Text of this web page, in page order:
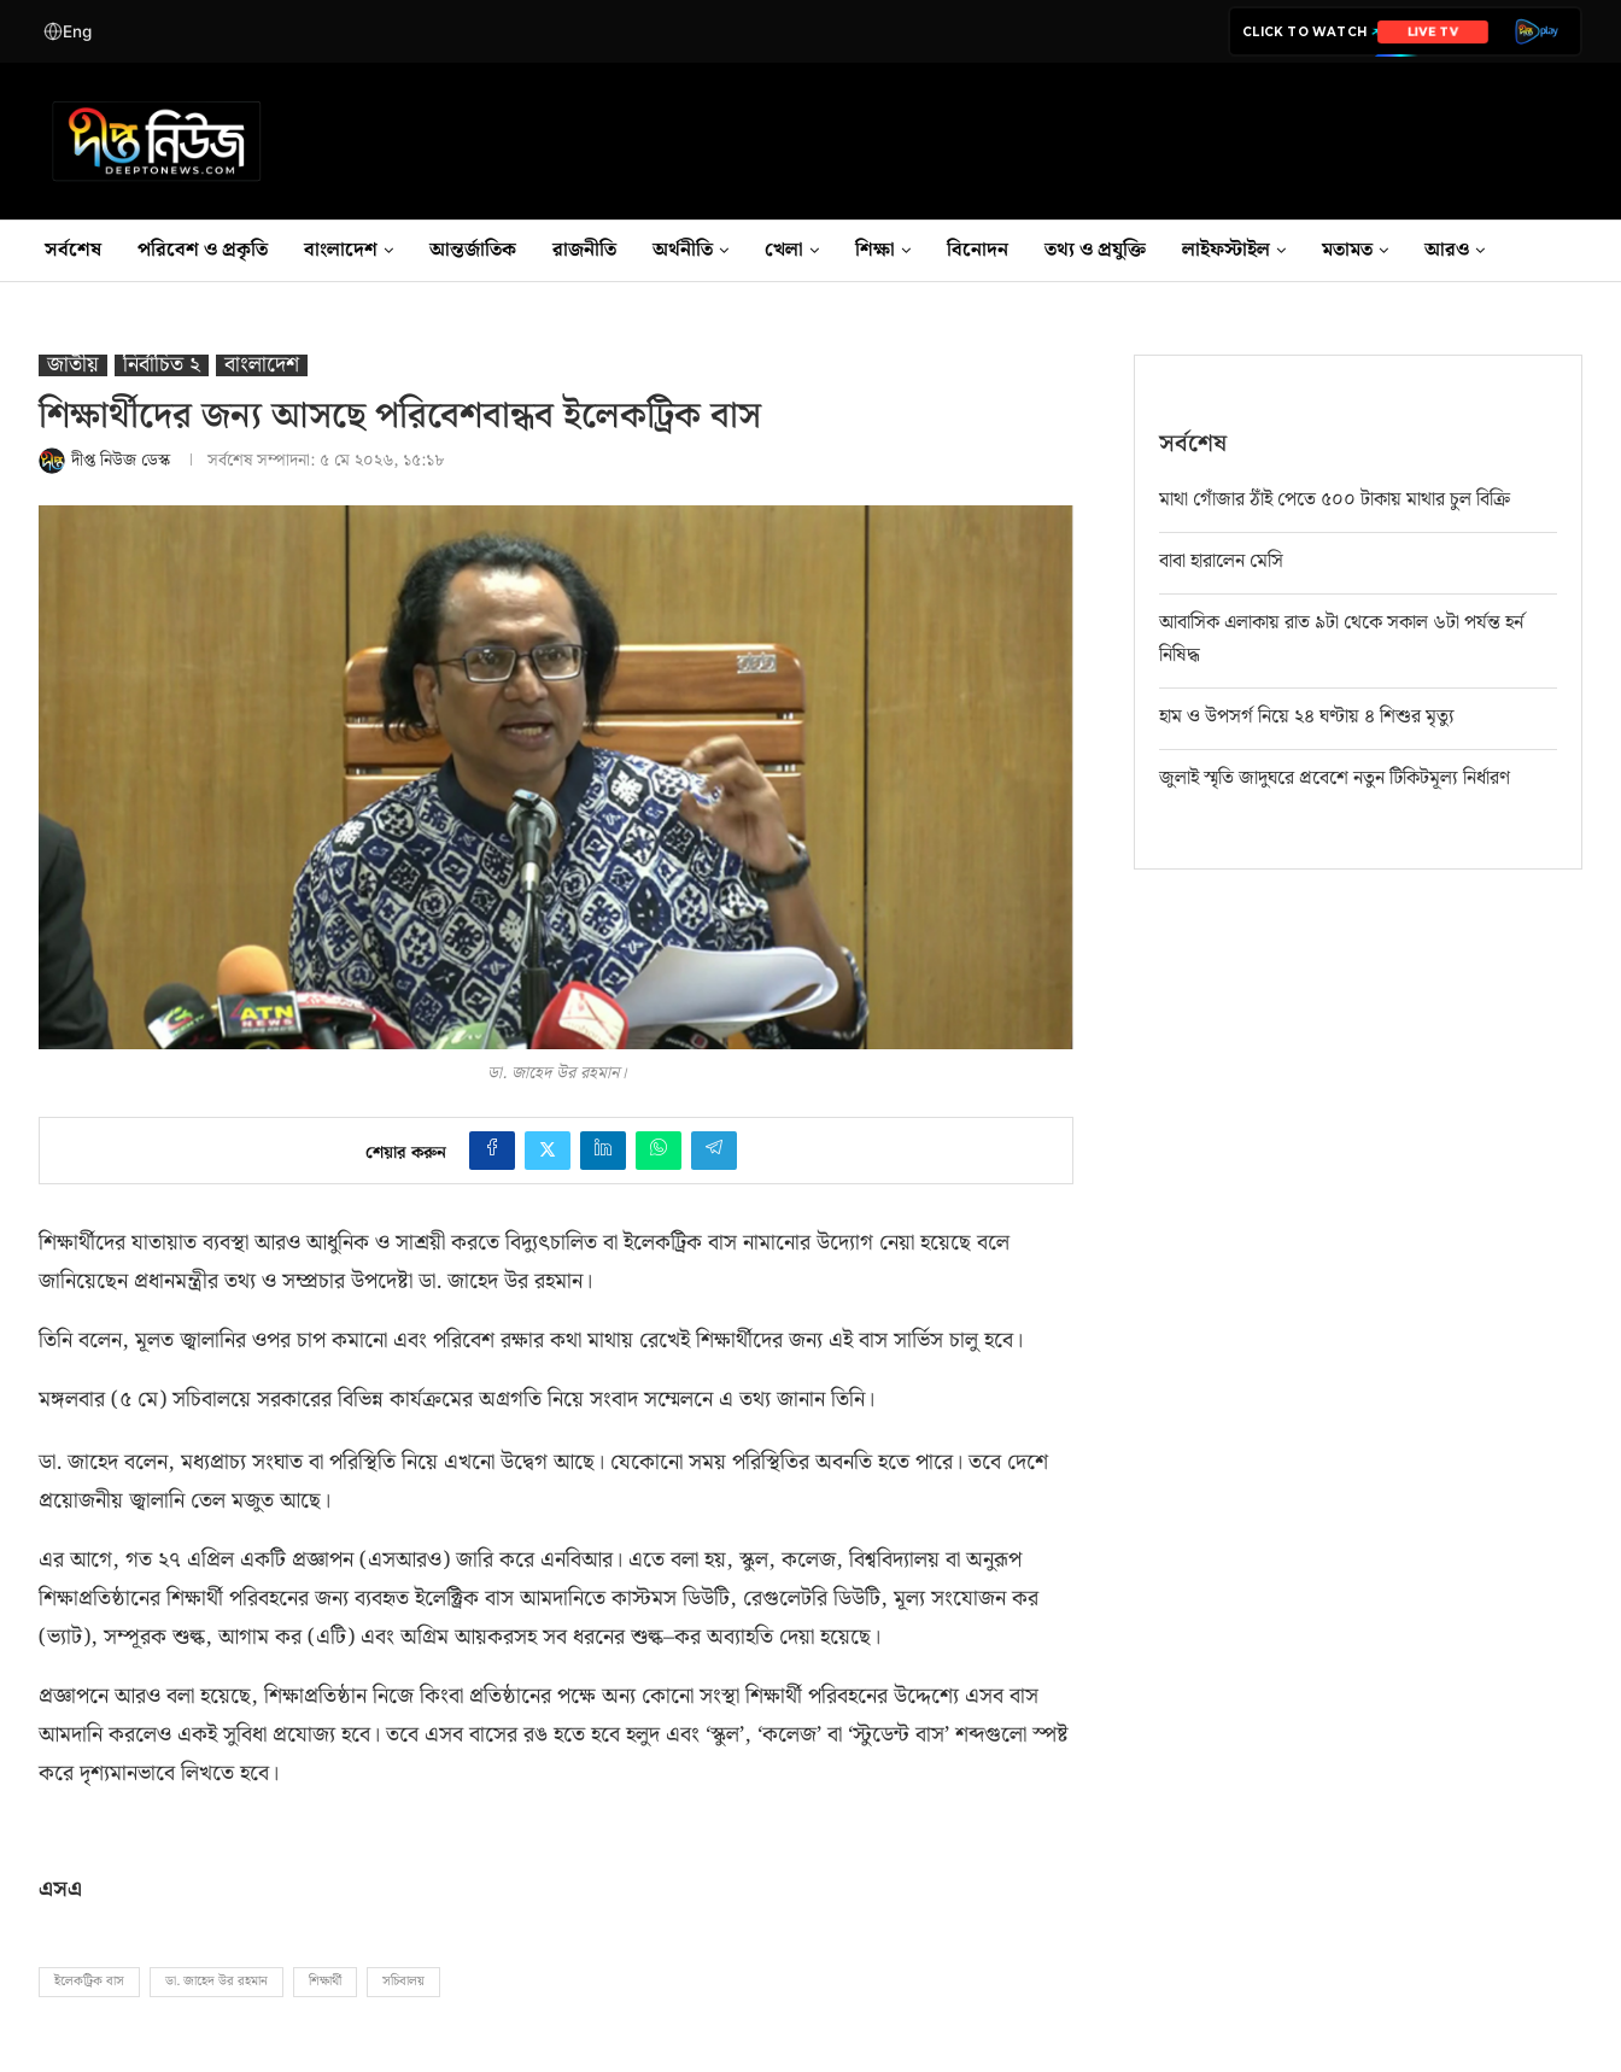
Eng CLICK TO WATCH LIVE TV
সর্বশেষ পরিবেশ ও প্রকৃতি বাংলাদেশ আন্তর্জাতিক রাজনীতি অর্থনীতি খেলা শিক্ষা বিনোদন তথ‍্য ও প্রযুক্তি লাইফস্টাইল মতামত আরও
জাতীয় নির্বাচিত ২ বাংলাদেশ
শিক্ষার্থীদের জন্য আসছে পরিবেশবান্ধব ইলেকট্রিক বাস
দীপ্ত নিউজ ডেস্ক সর্বশেষ সম্পাদনা: ৫ মে ২০২৬, ১৫:১৮
ডা. জাহেদ উর রহমান।
শেয়ার করুন
শিক্ষার্থীদের যাতায়াত ব্যবস্থা আরও আধুনিক ও সাশ্রয়ী করতে বিদ্যুৎচালিত বা ইলেকট্রিক বাস নামানোর উদ্যোগ নেয়া হয়েছে বলে
জানিয়েছেন প্রধানমন্ত্রীর তথ্য ও সম্প্রচার উপদেষ্টা ডা.জাহেদ উর রহমান।
তিনি বলেন,মূলত জ্বালানির ওপর চাপ কমানো এবং পরিবেশ রক্ষার কথা মাথায় রেখেই শিক্ষার্থীদের জন্য এই বাস সার্ভিস চালু হবে।
মঙ্গলবার(৫ মে)সচিবালয়ে সরকারের বিভিন্ন কার্যক্রমের অগ্রগতি নিয়ে সংবাদ সম্মেলনে এ তথ্য জানান তিনি।
ডা.জাহেদ বলেন,মধ্যপ্রাচ্য সংঘাত বা পরিস্থিতি নিয়ে এখনো উদ্বেগ আছে। যেকোনো সময় পরিস্থিতির অবনতি হতে পারে। তবে দেশে
প্রয়োজনীয় জ্বালানি তেল মজুত আছে।
এর আগে, গত ২৭ এপ্রিল একটি প্রজ্ঞাপন(এসআরও)জারি করে এনবিআর। এতে বলা হয়,স্কুল,কলেজ,বিশ্ববিদ্যালয় বা অনুরূপ
শিক্ষাপ্রতিষ্ঠানের শিক্ষার্থী পরিবহনের জন্য ব্যবহৃত ইলেক্ট্রিক বাস আমদানিতে কাস্টমস ডিউটি, রেগুলেটরি ডিউটি,মূল্য সংযোজন কর
(ভ্যাট),সম্পূরক শুল্ক,আগাম কর(এটি) এবং অগ্রিম আয়করসহ সব ধরনের শুল্ক–কর অব্যাহতি দেয়া হয়েছে।
প্রজ্ঞাপনে আরও বলা হয়েছে,শিক্ষাপ্রতিষ্ঠান নিজে কিংবা প্রতিষ্ঠানের পক্ষে অন্য কোনো সংস্থা শিক্ষার্থী পরিবহনের উদ্দেশ্যে এসব বাস
আমদানি করলেও একই সুবিধা প্রযোজ্য হবে। তবে এসব বাসের রঙ হতে হবে হলুদ এবং ‘স্কুল’, ‘কলেজ’ বা ‘স্টুডেন্ট বাস’ শব্দগুলো স্পষ্ট
করে দৃশ্যমানভাবে লিখতে হবে।
এসএ
ইলেকট্রিক বাস ডা. জাহেদ উর রহমান শিক্ষার্থী সচিবালয়
সর্বশেষ
মাথা গোঁজার ঠাঁই পেতে ৫০০ টাকায় মাথার চুল বিক্রি
বাবা হারালেন মেসি
আবাসিক এলাকায় রাত ৯টা থেকে সকাল ৬টা পর্যন্ত হর্ন
নিষিদ্ধ
হাম ও উপসর্গ নিয়ে ২৪ ঘণ্টায় ৪ শিশুর মৃত্যু
জুলাই স্মৃতি জাদুঘরে প্রবেশে নতুন টিকিটমূল্য নির্ধারণ